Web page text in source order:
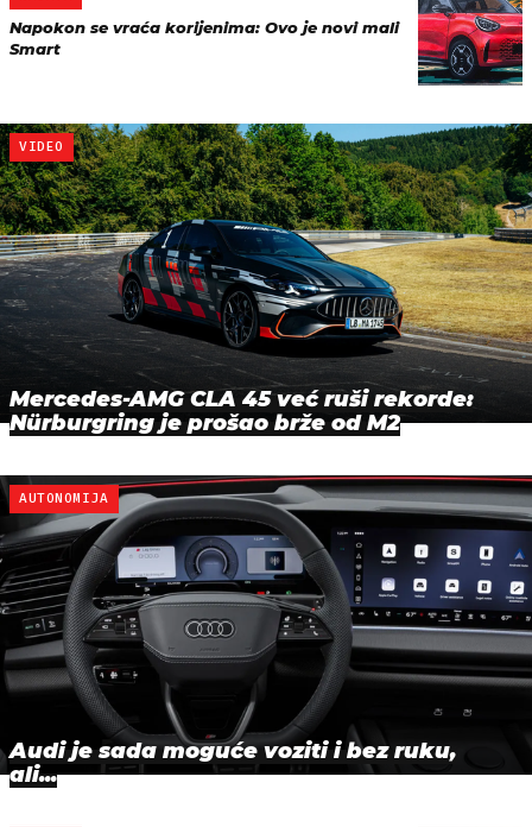
Napokon se vraća korijenima: Ovo je novi mali
Smart
VIDEO
Mercedes-AMG CLA 45 već ruši rekorde:
Nürburgring je prošao brže od M2
AUTONOMIJA
Audi je sada moguće voziti i bez ruku,
ali...